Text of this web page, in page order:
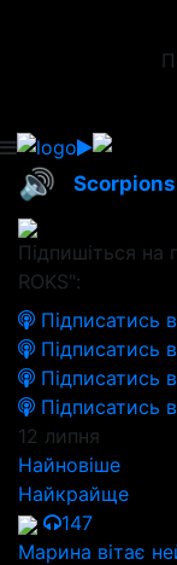
🔊 Scorpions
Підпишіться
ROKS":
Підписатись
Підписатись
Підписатись
Підписатись
12 липня
Найновіше
Найкрайще
147
Марина вітає